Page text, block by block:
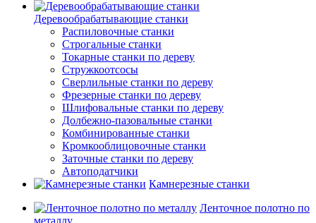
Деревообрабатывающие станки
Распиловочные станки
Строгальные станки
Токарные станки по дереву
Стружкоотсосы
Сверлильные станки по дереву
Фрезерные станки по дереву
Шлифовальные станки по дереву
Долбежно-пазовальные станки
Комбинированные станки
Кромкооблицовочные станки
Заточные станки по дереву
Автоподатчики
Камнерезные станки
Ленточное полотно по
металлу